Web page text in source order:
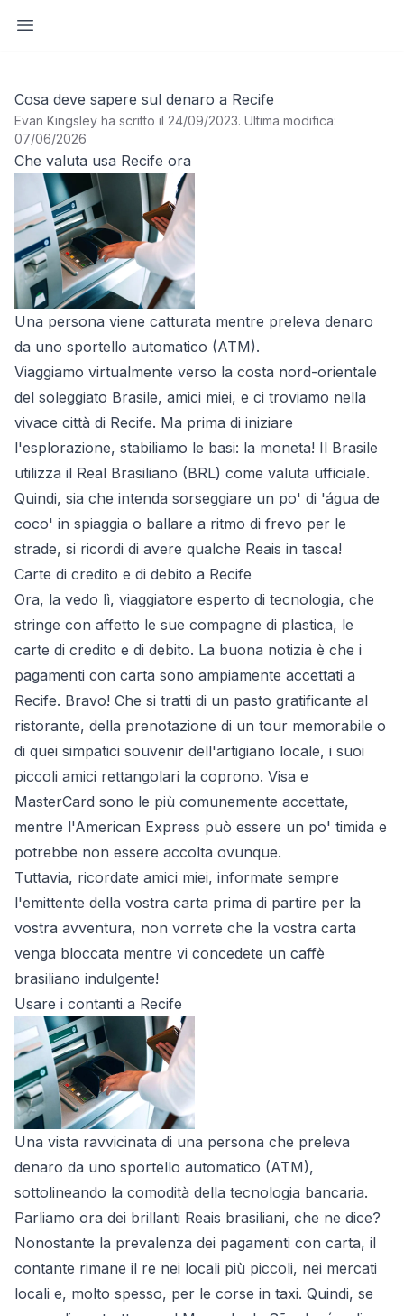
Apri barra laterale
Cosa deve sapere sul denaro a Recife
Evan Kingsley ha scritto il 24/09/2023. Ultima modifica:
07/06/2026
Che valuta usa Recife ora
Una persona viene catturata mentre preleva denaro
da uno sportello automatico (ATM).
Viaggiamo virtualmente verso la costa nord-orientale
del soleggiato Brasile, amici miei, e ci troviamo nella
vivace città di Recife. Ma prima di iniziare
l'esplorazione, stabiliamo le basi: la moneta! Il Brasile
utilizza il Real Brasiliano (BRL) come valuta ufficiale.
Quindi, sia che intenda sorseggiare un po' di 'água de
coco' in spiaggia o ballare a ritmo di frevo per le
strade, si ricordi di avere qualche Reais in tasca!
Carte di credito e di debito a Recife
Ora, la vedo lì, viaggiatore esperto di tecnologia, che
stringe con affetto le sue compagne di plastica, le
carte di credito e di debito. La buona notizia è che i
pagamenti con carta sono ampiamente accettati a
Recife. Bravo! Che si tratti di un pasto gratificante al
ristorante, della prenotazione di un tour memorabile o
di quei simpatici souvenir dell'artigiano locale, i suoi
piccoli amici rettangolari la coprono. Visa e
MasterCard sono le più comunemente accettate,
mentre l'American Express può essere un po' timida e
potrebbe non essere accolta ovunque.
Tuttavia, ricordate amici miei, informate sempre
l'emittente della vostra carta prima di partire per la
vostra avventura, non vorrete che la vostra carta
venga bloccata mentre vi concedete un caffè
brasiliano indulgente!
Usare i contanti a Recife
Una vista ravvicinata di una persona che preleva
denaro da uno sportello automatico (ATM),
sottolineando la comodità della tecnologia bancaria.
Parliamo ora dei brillanti Reais brasiliani, che ne dice?
Nonostante la prevalenza dei pagamenti con carta, il
contante rimane il re nei locali più piccoli, nei mercati
locali e, molto spesso, per le corse in taxi. Quindi, se